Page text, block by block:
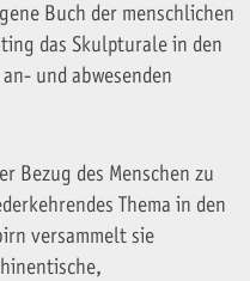
Buch der menschlichen
das Skulpturale in den
und abwesenden
Bezug des Menschen zu
Thema in den
versammelt sie